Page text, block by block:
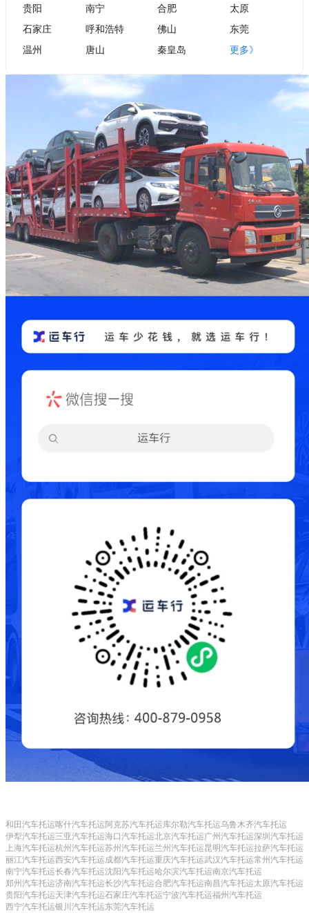
贵阳
南宁 合肥
太原
石家庄
呼和浩特 佛山
东莞
温州
唐山 秦皇岛 更多》
和田汽车托运喀什汽车托运阿克苏汽车托运库尔勒汽车托运乌鲁木齐汽车托运
伊犁汽车托运三亚汽车托运海口汽车托运北京汽车托运广州汽车托运深圳汽车托运
上海汽车托运杭州汽车托运苏州汽车托运兰州汽车托运昆明汽车托运拉萨汽车托运
丽江汽车托运西安汽车托运成都汽车托运重庆汽车托运武汉汽车托运常州汽车托运
南宁汽车托运长春汽车托运沈阳汽车托运哈尔滨汽车托运南京汽车托运
郑州汽车托运济南汽车托运长沙汽车托运合肥汽车托运南昌汽车托运太原汽车托运
贵阳汽车托运天津汽车托运石家庄汽车托运宁波汽车托运福州汽车托运
西宁汽车托运银川汽车托运东莞汽车托运